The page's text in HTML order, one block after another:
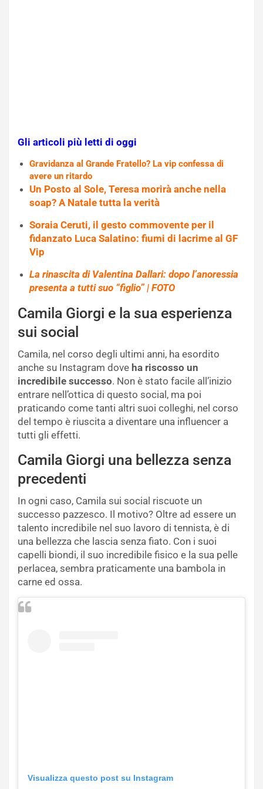
Gli articoli più letti di oggi
Gravidanza al Grande Fratello? La vip confessa di
avere un ritardo
Un Posto al Sole, Teresa morirà anche nella
soap? A Natale tutta la verità
Soraia Ceruti, il gesto commovente per il
fidanzato Luca Salatino: fiumi di lacrime al GF
Vip
La rinascita di Valentina Dallari: dopo l’anoressia
presenta a tutti suo “figlio” | FOTO
Camila Giorgi e la sua esperienza
sui social
Camila, nel corso degli ultimi anni, ha esordito
anche su Instagram dove ha riscosso un
incredibile successo. Non è stato facile all’inizio
entrare nell’ottica di questo social, ma poi
praticando come tanti altri suoi colleghi, nel corso
del tempo è riuscita a diventare una influencer a
tutti gli effetti.
Camila Giorgi una bellezza senza
precedenti
In ogni caso, Camila sui social riscuote un
successo pazzesco. Il motivo? Oltre ad essere un
talento incredibile nel suo lavoro di tennista, è di
una bellezza che lascia senza fiato. Con i suoi
capelli biondi, il suo incredibile fisico e la sua pelle
perlacea, sembra praticamente una bambola in
carne ed ossa.
Visualizza questo post su Instagram